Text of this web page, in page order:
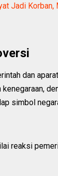
Jadi
dan
simbol
reaksi